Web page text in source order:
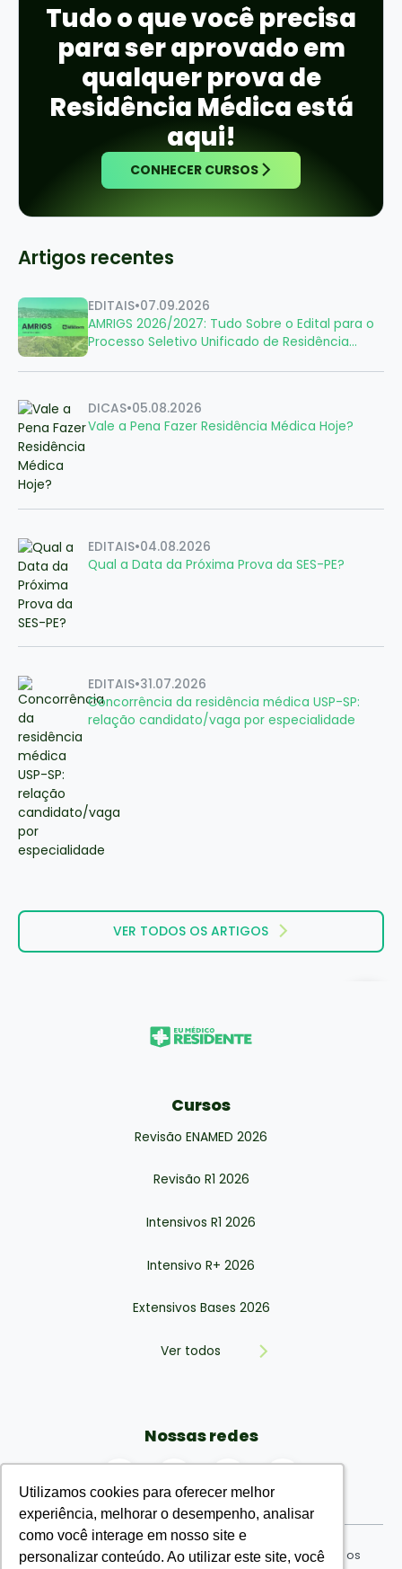
Utilizamos cookies para oferecer melhor
experiência, melhorar o desempenho, analisar
como você interage em nosso site e
personalizar conteúdo. Ao utilizar este site, você
Utilizamos cookies para oferecer melhor
experiência, melhorar o desempenho, analisar
como você interage em nosso site e
personalizar conteúdo. Ao utilizar este site, você
Artigos recentes
EDITAIS•07.09.2026
AMRIGS 2026/2027: Tudo Sobre o Edital para o
Processo Seletivo Unificado de Residência
DICAS•05.08.2026
Vale a Pena Fazer Residência Médica Hoje?
EDITAIS•04.08.2026
Qual a Data da Próxima Prova da SES-PE?
EDITAIS•31.07.2026
Concorrência da residência médica USP-SP:
relação candidato/vaga por especialidade
VER TODOS OS ARTIGOS
Tudo o que você precisa
para ser aprovado em
qualquer prova de
Residência Médica está
aqui!
CONHECER CURSOS
Cursos
Revisão ENAMED 2026
Revisão R1 2026
Intensivos R1 2026
Intensivo R+ 2026
Extensivos Bases 2026
Ver todos
Nossas redes
EMR Eu Médico Residente Ensino Ltda © 2026. Todos os